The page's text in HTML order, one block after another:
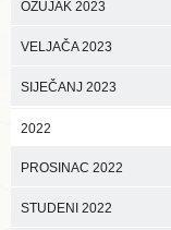
OŽUJAK 2023
VELJAČA 2023
SIJEČANJ 2023
2022
PROSINAC 2022
STUDENI 2022